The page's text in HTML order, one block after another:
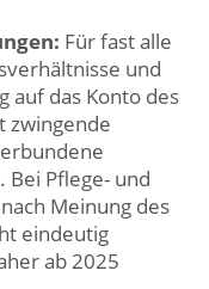
Für fast alle
und
auf das Konto des
zwingende
Pflege- und
Meinung des
eindeutig
ab 2025